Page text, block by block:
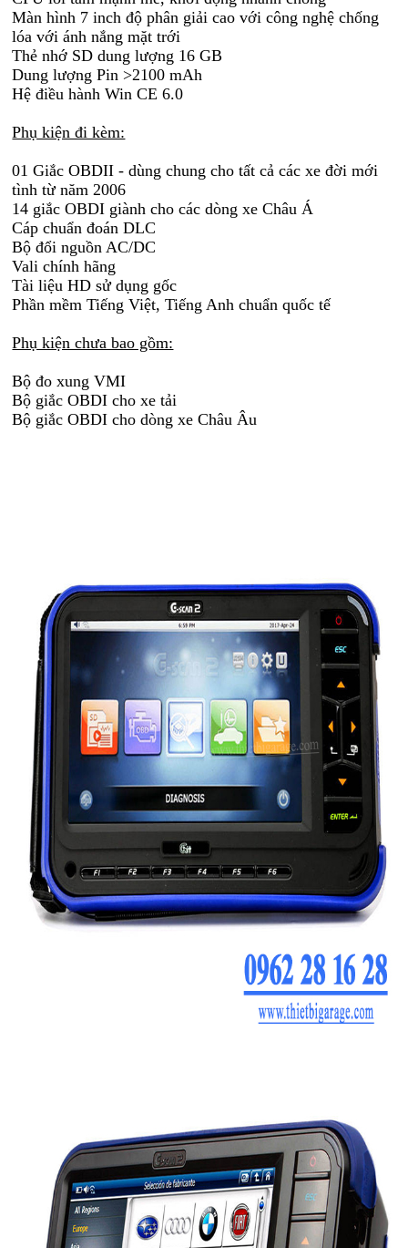
Màn hình 7 inch độ phân giải cao với công nghệ chống
lóa với ánh nắng mặt trới
Thẻ nhớ SD dung lượng 16 GB
Dung lượng Pin >2100 mAh
Hệ điều hành Win CE 6.0
Phụ kiện đi kèm:
01 Giắc OBDII - dùng chung cho tất cả các xe đời mới
tình từ năm 2006
14 giắc OBDI giành cho các dòng xe Châu Á
Cáp chuẩn đoán DLC
Bộ đổi nguồn AC/DC
Vali chính hãng
Tài liệu HD sử dụng gốc
Phần mềm Tiếng Việt, Tiếng Anh chuẩn quốc tế
Phụ kiện chưa bao gồm:
Bộ đo xung VMI
Bộ giắc OBDI cho xe tải
Bộ giắc OBDI cho dòng xe Châu Âu